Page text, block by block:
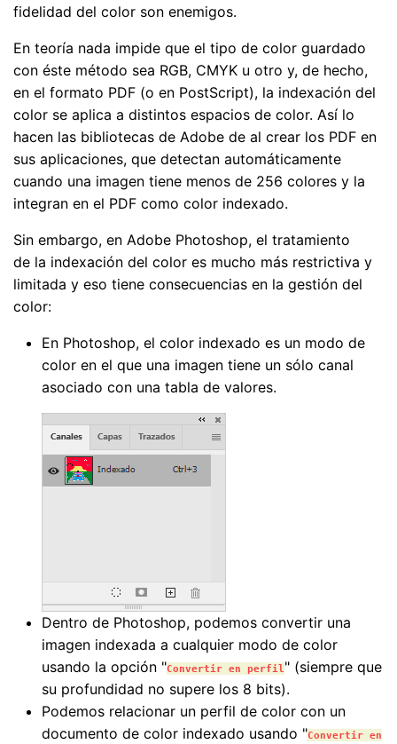
fidelidad del color son enemigos.
En teoría nada impide que el tipo de color guardado
con éste método sea RGB, CMYK u otro y, de hecho,
en el formato PDF (o en PostScript), la indexación del
color se aplica a distintos espacios de color. Así lo
hacen las bibliotecas de Adobe de al crear los PDF en
sus aplicaciones, que detectan automáticamente
cuando una imagen tiene menos de 256 colores y la
integran en el PDF como color indexado.
Sin embargo, en Adobe Photoshop, el tratamiento
de la indexación del color es mucho más restrictiva y
limitada y eso tiene consecuencias en la gestión del
color:
En Photoshop, el color indexado es un modo de
color en el que una imagen tiene un sólo canal
asociado con una tabla de valores.
Dentro de Photoshop, podemos convertir una
imagen indexada a cualquier modo de color
usando la opción "Convertir en perfil" (siempre que
su profundidad no supere los 8 bits).
Podemos relacionar un perfil de color con un
documento de color indexado usando "Convertir en